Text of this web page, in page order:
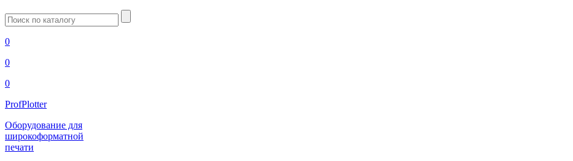
Введите
запрос
0
0
0
ProfPlotter
Оборудование для
широкоформатной
печати